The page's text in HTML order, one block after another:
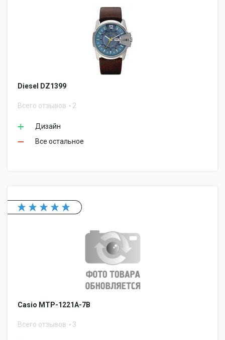
Diesel DZ1399
Всего отзывов 2
Дизайн
Все остальное
Casio MTP-1221A-7B
Всего отзывов 3